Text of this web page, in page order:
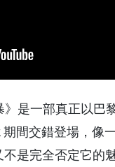
是一部真正以巴
間交錯登場，像
是完全否定它的